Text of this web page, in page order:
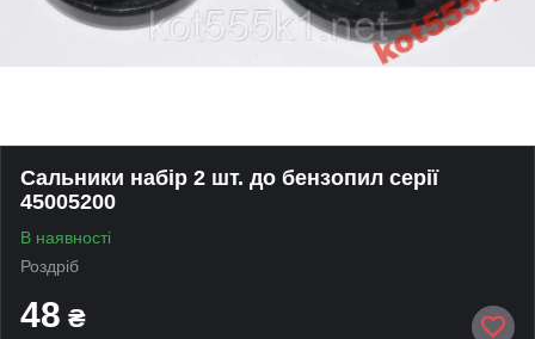
Сальники набір 2 шт. до бензопил серії
45005200
В наявності
Роздріб
48 ₴